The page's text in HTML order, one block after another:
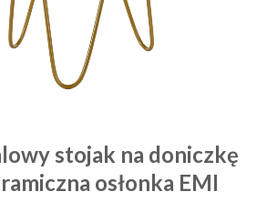
stojak na doniczkę
osłonka EMI